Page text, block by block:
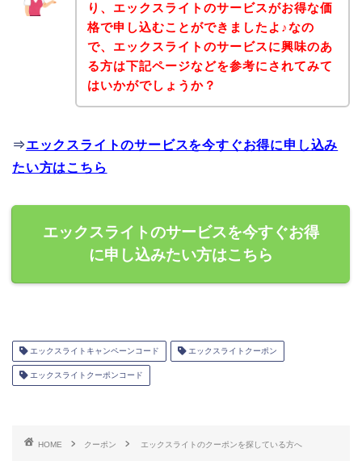
り、エックスライトのサービスがお得な価
格で申し込むことができましたよ♪なの
で、エックスライトのサービスに興味のあ
る方は下記ページなどを参考にされてみて
はいかがでしょうか？
⇒エックスライトのサービスを今すぐお得に申し込み
たい方はこちら
エックスライトのサービスを今すぐお得
に申し込みたい方はこちら
エックスライトキャンペーンコード エックスライトクーポン
エックスライトクーポンコード
HOME クーポン エックスライトのクーポンを探している方へ